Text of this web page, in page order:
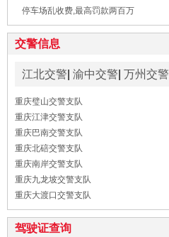
停车场乱收费,最高罚款两百万
交警信息
江北交警 渝中交警 万州交警
重庆璧山交警支队
重庆江津交警支队
重庆巴南交警支队
重庆北碚交警支队
重庆南岸交警支队
重庆九龙坡交警支队
重庆大渡口交警支队
驾驶证查询